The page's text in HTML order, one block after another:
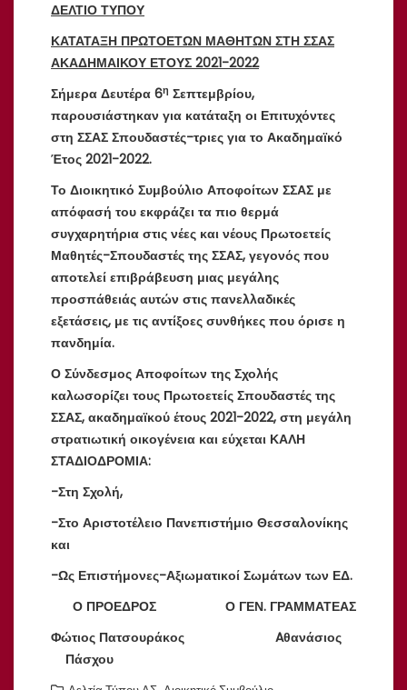
ΔΕΛΤΙΟ ΤΥΠΟΥ
ΚΑΤΑΤΑΞΗ ΠΡΩΤΟΕΤΩΝ ΜΑΘΗΤΩΝ ΣΤΗ ΣΣΑΣ
ΑΚΑΔΗΜΑΙΚΟΥ ΕΤΟΥΣ 2021-2022
Σήμερα Δευτέρα 6η Σεπτεμβρίου,
παρουσιάστηκαν για κατάταξη οι Επιτυχόντες
στη ΣΣΑΣ Σπουδαστές-τριες για το Ακαδημαϊκό
Έτος 2021-2022.
Το Διοικητικό Συμβούλιο Αποφοίτων ΣΣΑΣ με
απόφασή του εκφράζει τα πιο θερμά
συγχαρητήρια στις νέες και νέους Πρωτοετείς
Μαθητές-Σπουδαστές της ΣΣΑΣ, γεγονός που
αποτελεί επιβράβευση μιας μεγάλης
προσπάθειάς αυτών στις πανελλαδικές
εξετάσεις, με τις αντίξοες συνθήκες που όρισε η
πανδημία.
Ο Σύνδεσμος Αποφοίτων της Σχολής
καλωσορίζει τους Πρωτοετείς Σπουδαστές της
ΣΣΑΣ, ακαδημαϊκού έτους 2021-2022, στη μεγάλη
στρατιωτική οικογένεια και εύχεται ΚΑΛΗ
ΣΤΑΔΙΟΔΡΟΜΙΑ:
-Στη Σχολή,
-Στο Αριστοτέλειο Πανεπιστήμιο Θεσσαλονίκης
και
-Ως Επιστήμονες-Αξιωματικοί Σωμάτων των ΕΔ.
Ο ΠΡΟΕΔΡΟΣ Ο ΓΕΝ. ΓΡΑΜΜΑΤΕΑΣ
Φώτιος Πατσουράκος Aθανάσιος
Πάσχου